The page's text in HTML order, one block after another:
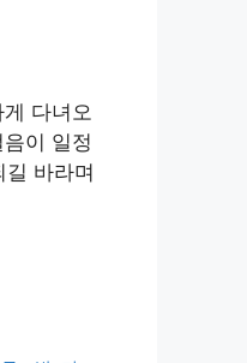
다녀오
이 일정
바라며